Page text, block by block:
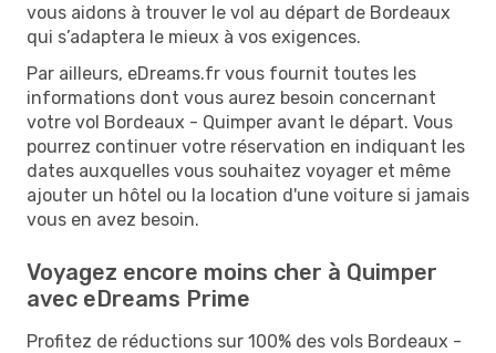
vous aidons à trouver le vol au départ de Bordeaux
qui s’adaptera le mieux à vos exigences.
Par ailleurs, eDreams.fr vous fournit toutes les
informations dont vous aurez besoin concernant
votre vol Bordeaux - Quimper avant le départ. Vous
pourrez continuer votre réservation en indiquant les
dates auxquelles vous souhaitez voyager et même
ajouter un hôtel ou la location d'une voiture si jamais
vous en avez besoin.
Voyagez encore moins cher à Quimper
avec eDreams Prime
Profitez de réductions sur 100% des vols Bordeaux -